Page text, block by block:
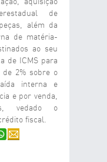
aquisição
de
além da
de matéria-
ao seu
de ICMS para
de 2% sobre o
interna e
e por venda,
vedado o
fiscal.